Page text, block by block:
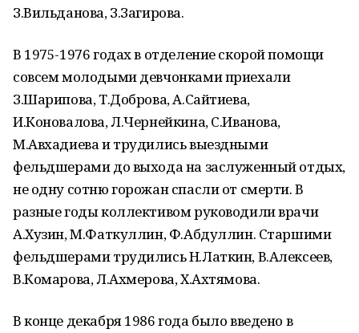
З.Вильданова, З.Загирова.
В 1975-1976 годах в отделение скорой помощи
совсем молодыми девчонками приехали
З.Шарипова, Т.Доброва, А.Сайтиева,
И.Коновалова, Л.Чернейкина, С.Иванова,
М.Авхадиева и трудились выездными
фельдшерами до выхода на заслуженный отдых,
не одну сотню горожан спасли от смерти. В
разные годы коллективом руководили врачи
А.Хузин, М.Фаткуллин, Ф.Абдуллин. Старшими
фельдшерами трудились Н.Латкин, В.Алексеев,
В.Комарова, Л.Ахмерова, Х.Ахтямова.
В конце декабря 1986 года было введено в